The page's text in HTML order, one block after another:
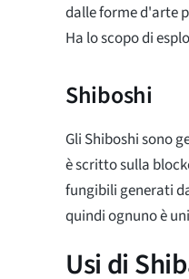
dalle forme d'arte
Ha lo scopo di
Shiboshi
Gli Shiboshi sono
è scritto sulla
fungibili generati
quindi ognuno è
Usi di